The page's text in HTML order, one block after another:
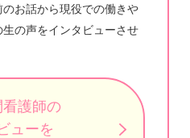
お話から現役での働きや
の声をインタビューさせ
護師の
ューを